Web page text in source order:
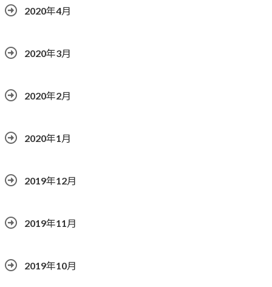
2020年4月
2020年3月
2020年2月
2020年1月
2019年12月
2019年11月
2019年10月